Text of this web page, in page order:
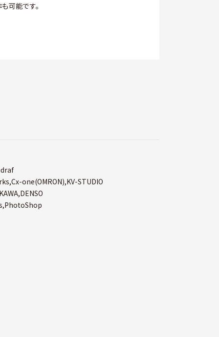
可能です。
one(OMRON),KV-STUDIO